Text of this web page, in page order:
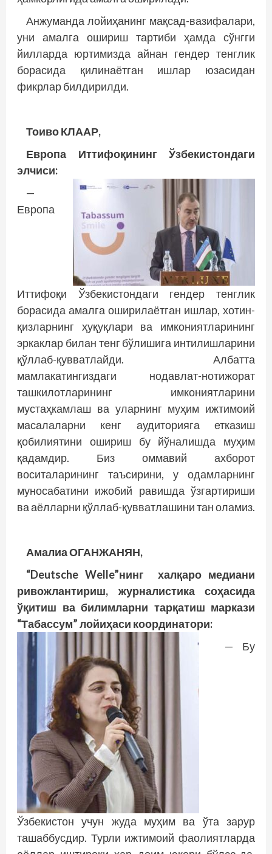
Анжуманда лойиҳанинг мақсад-вазифалари,
уни амалга ошириш тартиби ҳамда сўнгги
йилларда юртимизда айнан гендер тенглик
борасида қилинаётган ишлар юзасидан
фикрлар билдирилди.
Тоиво КЛААР,
Европа Иттифоқининг Ўзбекистондаги
элчиси:
—
Европа
Иттифоқи Ўзбекистондаги гендер тенглик
борасида амалга оширилаётган ишлар, хотин-
қизларнинг ҳуқуқлари ва имкониятларининг
эркаклар билан тенг бўлишига интилишларини
қўллаб-қувватлайди. Албатта
мамлакатингиздаги нодавлат-нотижорат
ташкилотларининг имкониятларини
мустаҳкамлаш ва уларнинг муҳим ижтимоий
масалаларни кенг аудиторияга етказиш
қобилиятини ошириш бу йўналишда муҳим
қадамдир. Биз оммавий ахборот
воситаларининг таъсирини, у одамларнинг
муносабатини ижобий равишда ўзгартириши
ва аёлларни қўллаб-қувватлашини тан оламиз.
Амалиа ОГАНЖАНЯН,
“Deutsche Welle”нинг халқаро медиани
ривожлантириш, журналистика соҳасида
ўқитиш ва билимларни тарқатиш маркази
“Табассум” лойиҳаси координатори:
— Бу
Ўзбекистон учун жуда муҳим ва ўта зарур
ташаббусдир. Турли ижтимоий фаолиятларда